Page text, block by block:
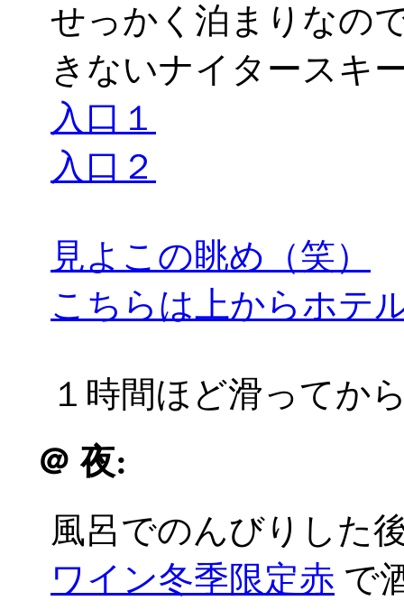
せっかく泊まりなの
きないナイタースキ
入口１
入口２
見よこの眺め（笑）
こちらは上からホテ
１時間ほど滑ってか
＠ 夜:
風呂でのんびりした
ワイン冬季限定赤 で